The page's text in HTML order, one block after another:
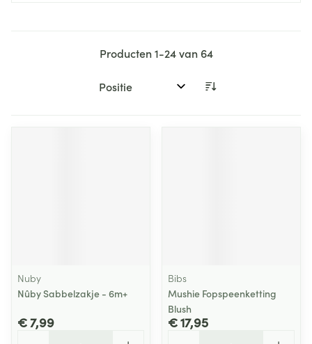
Producten1-24van 64
Sorteer op:
Nuby
Nûby Sabbelzakje - 6m+
€ 7,99
Bibs
Mushie Fopspeenketting
Blush
€ 17,95